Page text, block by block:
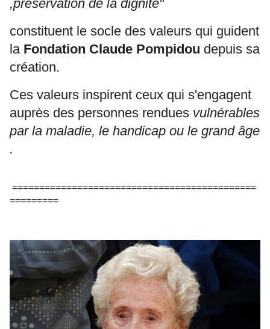
,préservation de la dignité"
constituent le socle des valeurs qui guident
la Fondation Claude Pompidou depuis sa
création.
Ces valeurs inspirent ceux qui s'engagent
auprès des personnes rendues vulnérables
par la maladie, le handicap ou le grand âge
.
=============================================
=========